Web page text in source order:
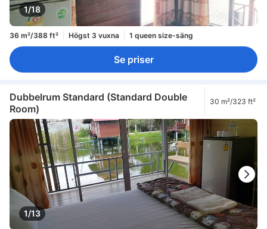
1/18
36 m²/388 ft² Högst 3 vuxna 1 queen size-säng
Se priser
Dubbelrum Standard (Standard Double
Room)
30 m²/323 ft²
1/13